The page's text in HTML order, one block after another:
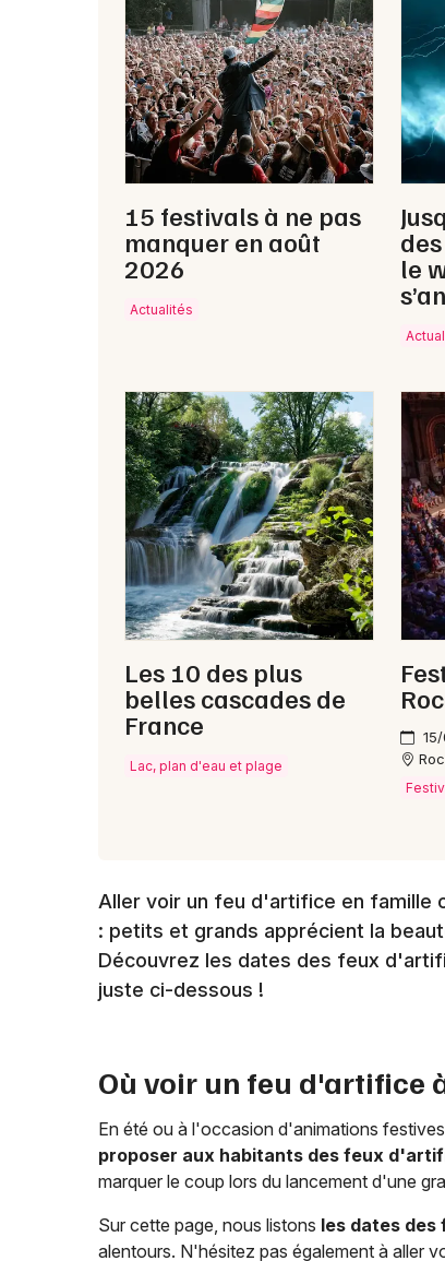
15 festivals à ne pas
manquer en août
2026
Actualités
le
Les 10 des plus
belles cascades de
France
Lac, plan d'eau et plage
Aller voir un feu d'artifice en famille
: petits et grands apprécient la
Découvrez les dates des feux
juste ci-dessous !
Où voir un feu d'artifice
En été ou à l'occasion d'animations
proposer aux habitants des feux
marquer le coup lors du lancement d'une
Sur cette page, nous listons les dates
alentours. N'hésitez pas également à aller